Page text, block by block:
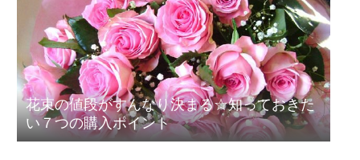
花束の値段がすんなり決まる☆知っておきた
い７つの購入ポイント